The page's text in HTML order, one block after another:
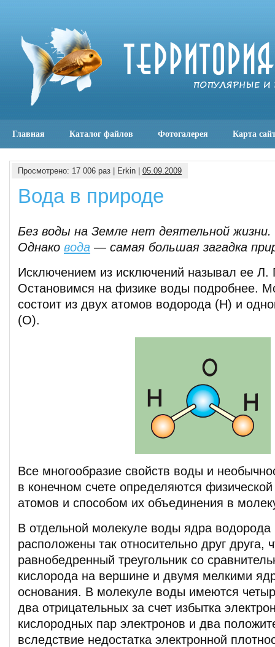
Главная Каталог файлов Фотогалерея Карта
Просмотрено: 17 006 раз | Erkin | 05.09.2009
Вода в природе
Без воды на Земле нет деятельной жизни.
Однако вода — самая большая загадка
Исключением из исключений называл ее Л.
Остановимся на физике воды подробнее.
состоит из двух атомов водорода (Н) и
(О).
Все многообразие свойств воды и
в конечном счете определяются
атомов и способом их объединения в
В отдельной молекуле воды ядра водорода
расположены так относительно друг друга,
равнобедренный треугольник со
кислорода на вершине и двумя мелкими
основания. В молекуле воды имеются
два отрицательных за счет избытка
кислородных пар электронов и два
вследствие недостатка электронной